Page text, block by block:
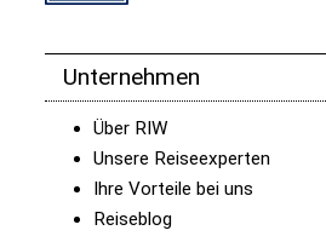
Unternehmen
Über RIW
Unsere Reiseexperten
Ihre Vorteile bei uns
Reiseblog